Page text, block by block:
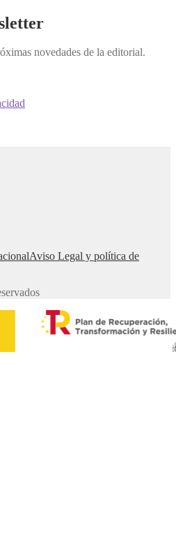
novedades de la editorial.
Aviso Legal y política de